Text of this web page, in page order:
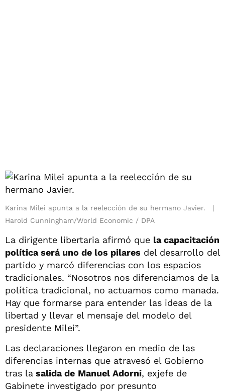
Karina Milei apunta a la reelección de su hermano Javier.
Harold Cunningham/World Economic / DPA
La dirigente libertaria afirmó que la capacitación
política será uno de los pilares del desarrollo del
partido y marcó diferencias con los espacios
tradicionales. “Nosotros nos diferenciamos de la
política tradicional, no actuamos como manada.
Hay que formarse para entender las ideas de la
libertad y llevar el mensaje del modelo del
presidente Milei”.
Las declaraciones llegaron en medio de las
diferencias internas que atravesó el Gobierno
tras la salida de Manuel Adorni, exjefe de
Gabinete investigado por presunto